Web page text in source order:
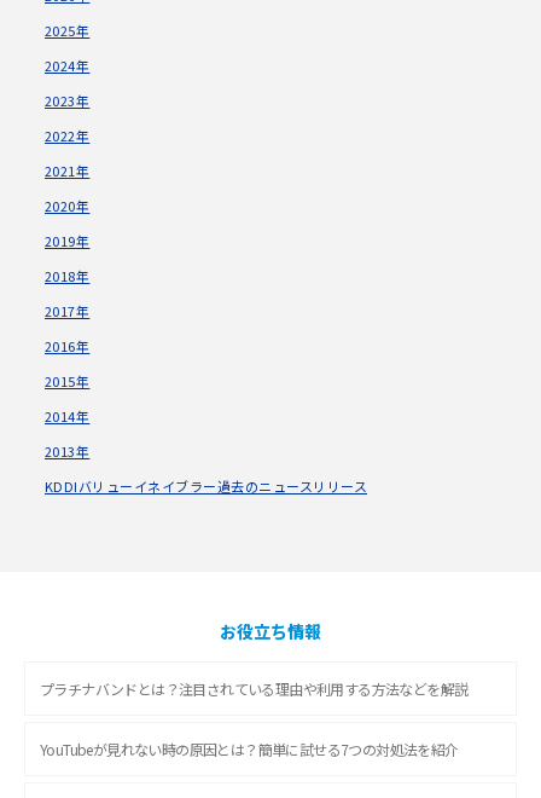
2025年
2024年
2023年
2022年
2021年
2020年
2019年
2018年
2017年
2016年
2015年
2014年
2013年
KDDIバリューイネイブラー過去のニュースリリース
お役立ち情報
プラチナバンドとは？注目されている理由や利用する方法などを解説
YouTubeが見れない時の原因とは？簡単に試せる7つの対処法を紹介